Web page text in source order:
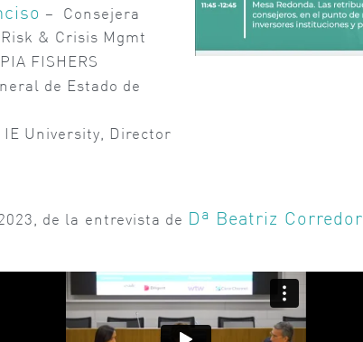
– Consejera
& Crisis Mgmt
FISHERS
de Estado de
University, Director
de la entrevista de Dª Beatriz Corredor